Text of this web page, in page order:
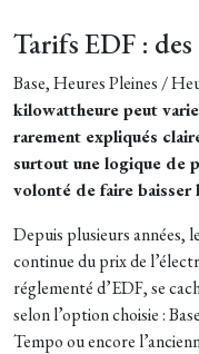
Tarifs EDF :
Base, Heures Pleines /
kilowattheure peut
rarement expliqués
surtout une logique de
volonté de faire baisser
Depuis plusieurs années,
continue du prix de
réglementé d’EDF, se
selon l’option choisie :
Tempo ou encore